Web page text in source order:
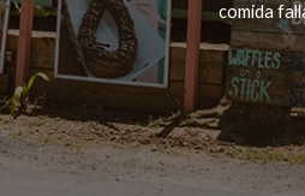
comida